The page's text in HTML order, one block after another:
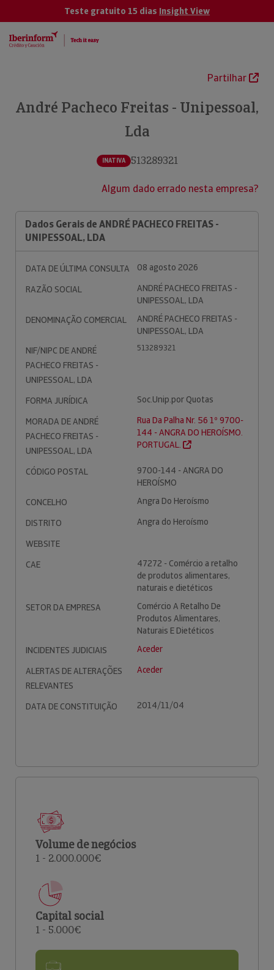
Teste gratuito 15 dias Insight View
Partilhar
André Pacheco Freitas - Unipessoal,
Lda
INATIVA 513289321
Algum dado errado nesta empresa?
Dados Gerais de ANDRÉ PACHECO FREITAS -
UNIPESSOAL, LDA
DATA DE ÚLTIMA CONSULTA
08 agosto 2026
RAZÃO SOCIAL
ANDRÉ PACHECO FREITAS -
UNIPESSOAL, LDA
DENOMINAÇÃO COMERCIAL
ANDRÉ PACHECO FREITAS -
UNIPESSOAL, LDA
NIF/NIPC DE ANDRÉ
PACHECO FREITAS -
UNIPESSOAL, LDA
513289321
FORMA JURÍDICA
Soc.Unip.por Quotas
MORADA DE ANDRÉ
PACHECO FREITAS -
UNIPESSOAL, LDA
Rua Da Palha Nr. 56 1º 9700-
144 - ANGRA DO HEROÍSMO.
PORTUGAL.
CÓDIGO POSTAL
9700-144 - ANGRA DO
HEROÍSMO
CONCELHO
Angra Do Heroísmo
DISTRITO
Angra do Heroísmo
WEBSITE
CAE
47272 - Comércio a retalho
de produtos alimentares,
naturais e dietéticos
SETOR DA EMPRESA
Comércio A Retalho De
Produtos Alimentares,
Naturais E Dietéticos
INCIDENTES JUDICIAIS
Aceder
ALERTAS DE ALTERAÇÕES
RELEVANTES
Aceder
DATA DE CONSTITUIÇÃO 2014/11/04
Volume de negócios
1 - 2.000.000€
Capital social
1 - 5.000€